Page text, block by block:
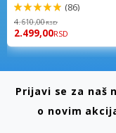
98%
(86)
4.610,00RSD
2.499,00RSD
Prijavi se za naš
o novim